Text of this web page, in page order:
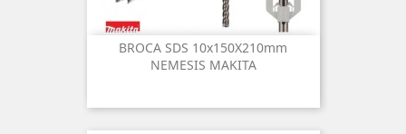
BROCA SDS 10x150X210mm
NEMESIS MAKITA